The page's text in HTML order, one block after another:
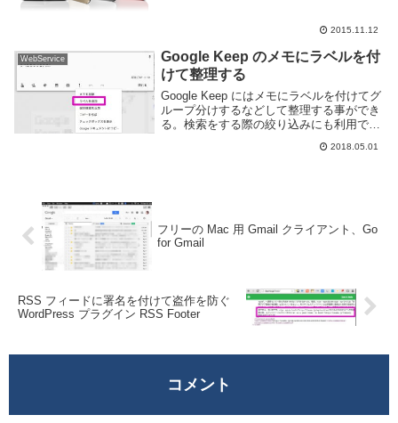
2015.11.12
WebService
Google Keep のメモにラベルを付
けて整理する
Google Keep にはメモにラベルを付けてグ
ループ分けするなどして整理する事ができ
る。検索をする際の絞り込みにも利用でき
い。以下は Web ブラウザ版を利用するが
2018.05.01
フリーの Mac 用 Gmail クライアント、Go
for Gmail
RSS フィードに署名を付けて盗作を防ぐ
WordPress プラグイン RSS Footer
コメント